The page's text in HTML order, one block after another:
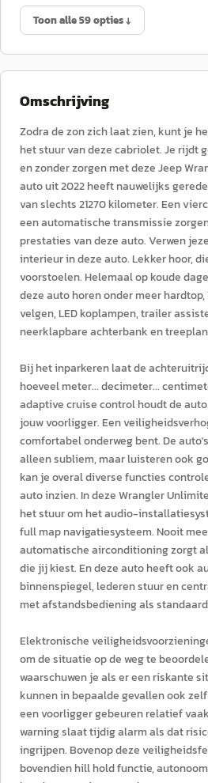
Toon alle 59 opties ↓
Omschrijving
Zodra de zon zich laat zien, kunt je
het stuur van deze cabriolet. Je rijdt
en zonder zorgen met deze Jeep
auto uit 2022 heeft nauwelijks
van slechts 21270 kilometer. Een
een automatische transmissie
prestaties van deze auto. Verwen
interieur in deze auto. Lekker hoor,
voorstoelen. Helemaal op koude
deze auto horen onder meer
velgen, LED koplampen, trailer
neerklapbare achterbank en
Bij het inparkeren laat de
hoeveel meter... decimeter...
adaptive cruise control houdt de
jouw voorligger. Een
comfortabel onderweg bent. De
alleen subliem, maar luisteren ook
kan je overal diverse functies
auto inzien. In deze Wrangler
het stuur om het audio-
full map navigatiesysteem. Nooit
automatische airconditioning zorgt
die jij kiest. En deze auto heeft ook
binnenspiegel, lederen stuur en
met afstandsbediening als
Elektronische
om de situatie op de weg te
waarschuwen je als er een riskante
kunnen in bepaalde gevallen ook
een voorligger gebeuren relatief
warning slaat tijdig alarm als dat
ingrijpen. Bovenop deze
bovendien hill hold functie,